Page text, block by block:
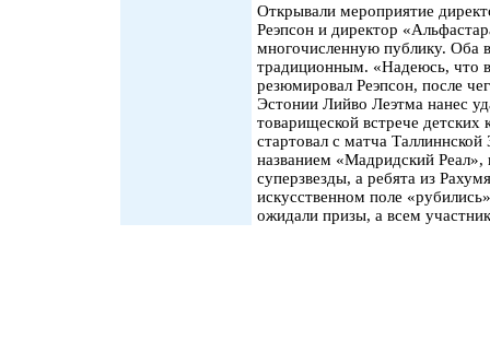
Открывали мероприятие
Реэпсон и директор
многочисленную публику. Оба
традиционным. «Надеюсь, что
резюмировал Реэпсон, после
Эстонии Лийво Леэтма нанес
товарищеской встрече
стартовал с матча
названием «Мадридский Реал»,
суперзвезды, а ребята из
искусственном поле
ожидали призы, а всем